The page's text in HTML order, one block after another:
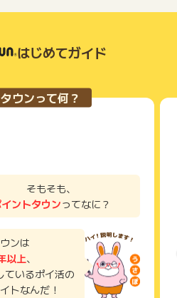
しております。お電話番号に入力
。
せは、
イント獲得対象外となる場合がご
合
い物を利用されたことがある場合
をおこなっていただくことを推奨
お電話など2つ以上の申し込み方
のWEBフォームからお申し込みく
獲得するまで必ず保管してくださ
お問い合わせされる際に、該当の
がございます。
場合は対応いたしかねますので、
イトを表示するアプリのこと
は各広告主ではなく、代理店が行
ントに関する詳細を把握しており
ポイントに関するお問い合わせを
お願いいたします。
ずっと 4,785円（税込）。業界
から安心。
ら使い放題。
40,000円キャッシュバック！
体制。
はじめてガイド
ウンって何？
そもそも、
ントタウンってなに？
ンは
以上、
ているポイ活の
トなんだ！